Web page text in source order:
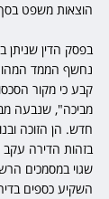
הוצאות משפט בסך 1,500
בפסק הדין שניתן
נחשף הממד
קבע כי מקור
מביכה", שנבעה
חדש. הן הזוכה
בזהות הדירה עקב
שגוי במסמכים
השקיע כספים